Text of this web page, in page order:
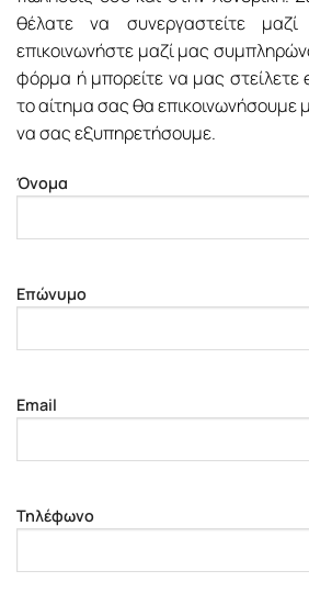
θέλατε να συνεργαστείτε
επικοινωνήστε μαζί μας
φόρμα ή μπορείτε να μας στείλετε
το αίτημα σας θα επικοινωνήσουμε
να σας εξυπηρετήσουμε.
Όνομα
Επώνυμο
Email
Τηλέφωνο